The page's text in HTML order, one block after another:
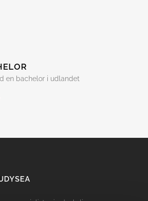
en bachelor i udlandet